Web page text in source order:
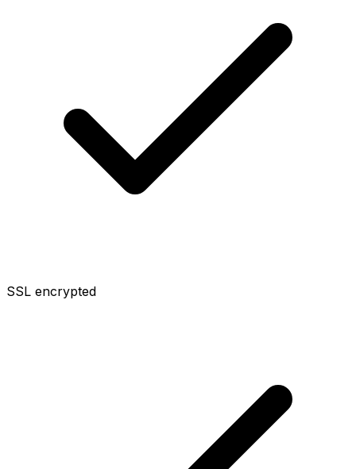
SSL encrypted